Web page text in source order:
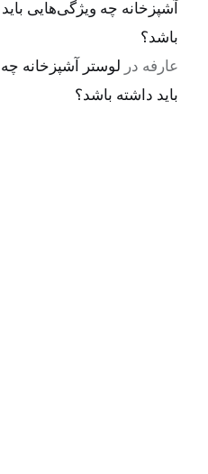
آشپزخانه چه ویژگی‌هایی
باشد؟
عارفه در لوستر آشپزخانه
باید داشته باشد؟